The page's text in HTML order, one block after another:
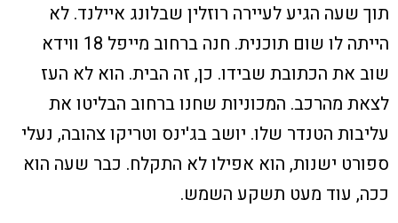
תוך שעה הגיע לעיירה רוזלין שבלונג איילנד. לא
הייתה לו שום תוכנית. חנה ברחוב מייפל 18 ווידא
שוב את הכתובת שבידו. כן, זה הבית. הוא לא העז
לצאת מהרכב. המכוניות שחנו ברחוב הבליטו את
עליבות הטנדר שלו. יושב בג'ינס וטריקו צהובה, נעלי
ספורט ישנות, הוא אפילו לא התקלח. כבר שעה הוא
ככה, עוד מעט תשקע השמש.